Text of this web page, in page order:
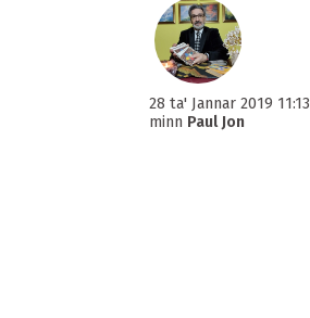
28 ta' Jannar 2019 11:13
minn Paul Jon